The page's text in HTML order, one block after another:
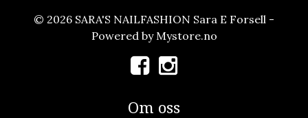
© 2026 SARA'S NAILFASHION Sara E Forsell -
Powered by Mystore.no
Om oss